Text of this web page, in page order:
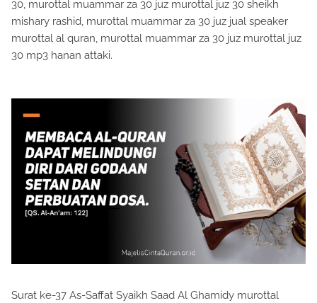
30, murottal muammar za 30 juz murottal juz 30 sheikh
mishary rashid, murottal muammar za 30 juz jual speaker
murottal al quran, murottal muammar za 30 juz murottal juz
30 mp3 hanan attaki.
Surat ke-37 As-Saffat Syaikh Saad Al Ghamidy murottal